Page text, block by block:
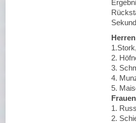
2.
3.
4.
5.
1.
2.